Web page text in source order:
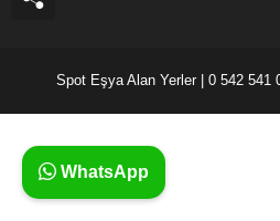
Spot Eşya Alan Yerler | 0 542 541
WhatsApp